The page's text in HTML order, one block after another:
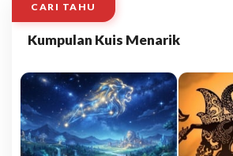
CARI TAHU
Kumpulan Kuis Menarik